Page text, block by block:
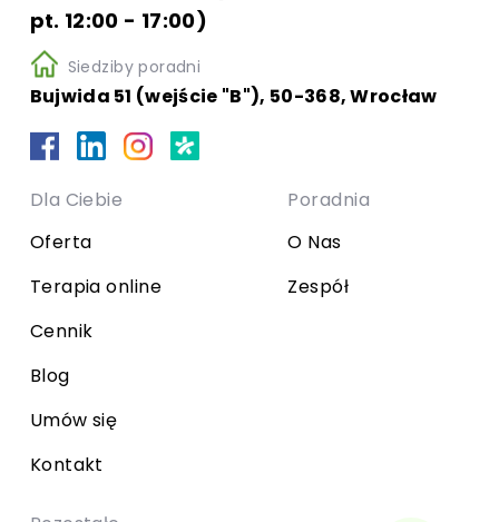
pt. 12:00 - 17:00)
Siedziby poradni
Bujwida 51 (wejście "B"), 50-368, Wrocław
Dla Ciebie
Oferta
Terapia online
Cennik
Blog
Umów się
Kontakt
Poradnia
O Nas
Zespół